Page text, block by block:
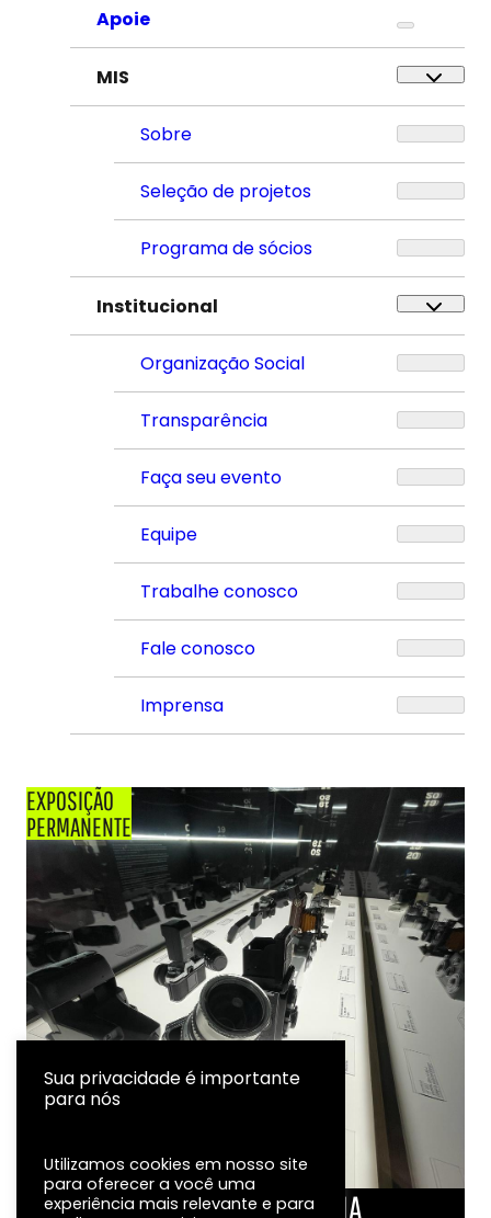
Apoie
MIS
Sobre
Seleção de projetos
Programa de sócios
Institucional
Organização Social
Transparência
Faça seu evento
Equipe
Trabalhe conosco
Fale conosco
Imprensa
EXPOSIÇÃO
PERMANENTE
LINHA DO TEMPO DA FOTOGRAFIA
Sua privacidade é importante
para nós
Utilizamos cookies em nosso site
para oferecer a você uma
experiência mais relevante e para